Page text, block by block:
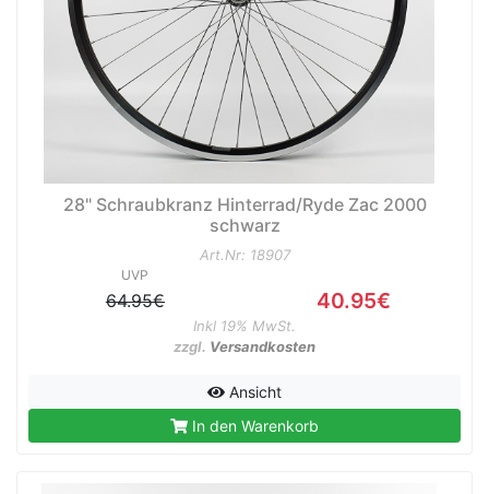
28" Schraubkranz Hinterrad/Ryde Zac 2000
schwarz
Art.Nr: 18907
UVP
64.95€ 40.95€
Inkl 19% MwSt.
zzgl. Versandkosten
Ansicht
In den Warenkorb